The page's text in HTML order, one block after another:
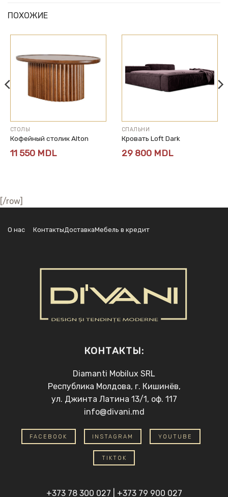
ПОХОЖИЕ
СТОЛЫ
Кофейный столик Alton
11 550 MDL
СПАЛЬНИ
Кровать Loft Dark
29 800 MDL
[/row]
О нас Контакты ДоставкаМебель в кредит
КОНТАКТЫ:
Diamanti Mobilux SRL
Республика Молдова, г. Кишинёв,
ул. Джинта Латина 13/1, оф. 117
info@divani.md
FACEBOOK INSTAGRAM YOUTUBE
TIKTOK
+373 78 300 027 +373 79 900 027